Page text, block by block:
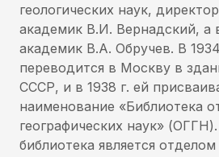
геологических наук,
академик В.И. Вернадский, а
академик В.А. Обручев. В
переводится в Москву в
СССР, и в 1938 г. ей
наименование «Библиотека
географических наук» (ОГГН).
библиотека является отделом